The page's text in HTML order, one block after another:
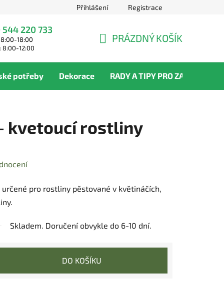
Přihlášení Registrace
220 733
18:00
8:00-12:00
KOŠÍK
PRÁZDNÝ KOŠÍK
potřeby Dekorace RADY A TIPY PRO ZAHRADNÍKY
kvetoucí rostliny
pro rostliny pěstované v květináčích,
Skladem. Doručení obvykle do 6-10 dní.
DO KOŠÍKU